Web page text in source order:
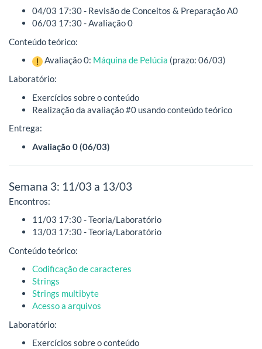
04/03 17:30 - Revisão de Conceitos & Preparação A0
06/03 17:30 - Avaliação 0
Conteúdo teórico:
Avaliação 0: Máquina de Pelúcia (prazo: 06/03)
Laboratório:
Exercícios sobre o conteúdo
Realização da avaliação #0 usando conteúdo teórico
Entrega:
Avaliação 0 (06/03)
Semana 3: 11/03 a 13/03
Encontros:
11/03 17:30 - Teoria/Laboratório
13/03 17:30 - Teoria/Laboratório
Conteúdo teórico:
Codificação de caracteres
Strings
Strings multibyte
Acesso a arquivos
Laboratório:
Exercícios sobre o conteúdo